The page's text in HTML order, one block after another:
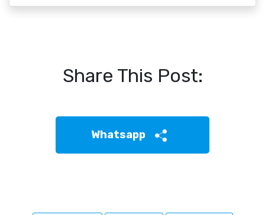
Share This Post:
Whatsapp